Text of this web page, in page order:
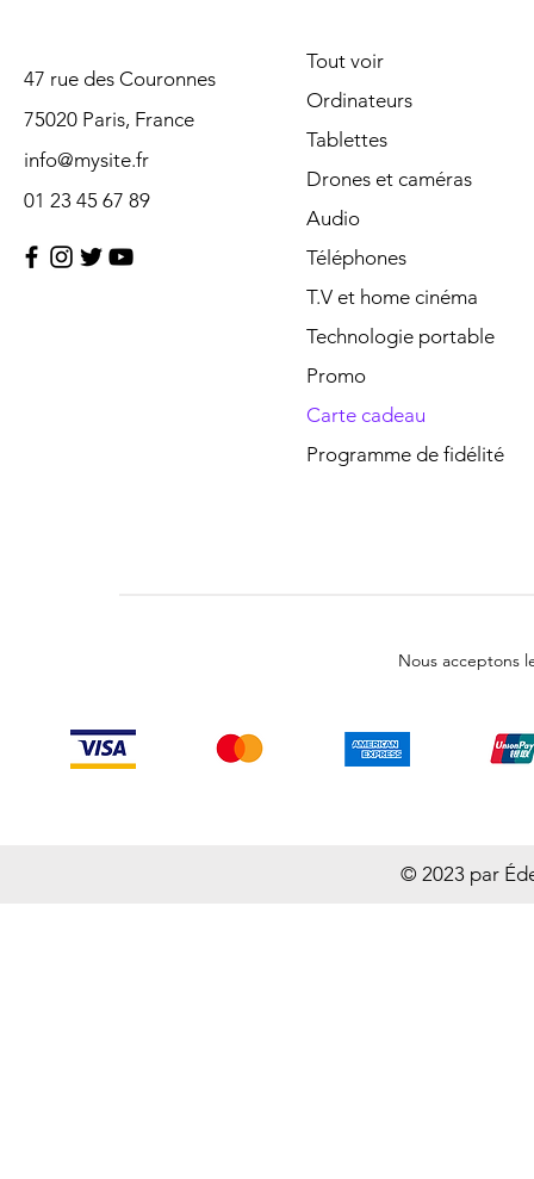
47 rue des Couronnes
75020 Paris, France
info@mysite.fr
01 23 45 67 89
Tout voir
Ordinateurs
Tablettes
Drones et caméras
Audio
Téléphones
T.V et home cinéma
Technologie portable
Promo
Carte cadeau
Programme de fidélité
Nous acceptons
© 2023 par